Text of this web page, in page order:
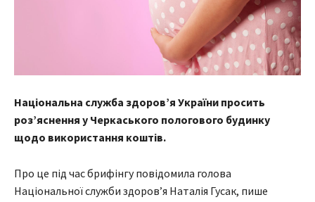
Національна служба здоров’я України просить
роз’яснення у Черкаського пологового будинку
щодо використання коштів.
Про це під час брифінгу повідомила голова
Національної служби здоров’я Наталія Гусак, пише